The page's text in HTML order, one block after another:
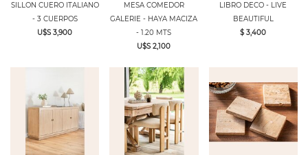
SILLON CUERO ITALIANO
- 3 CUERPOS
U$S 3,900
MESA COMEDOR
GALERIE - HAYA MACIZA
- 1.20 MTS
U$S 2,100
LIBRO DECO - LIVE
BEAUTIFUL
$ 3,400